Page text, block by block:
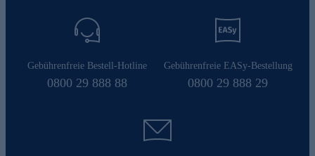
Gebührenfreie Bestell-Hotline
0800 29 888 88
Gebührenfreie EASy-Bestellung
0800 29 888 29